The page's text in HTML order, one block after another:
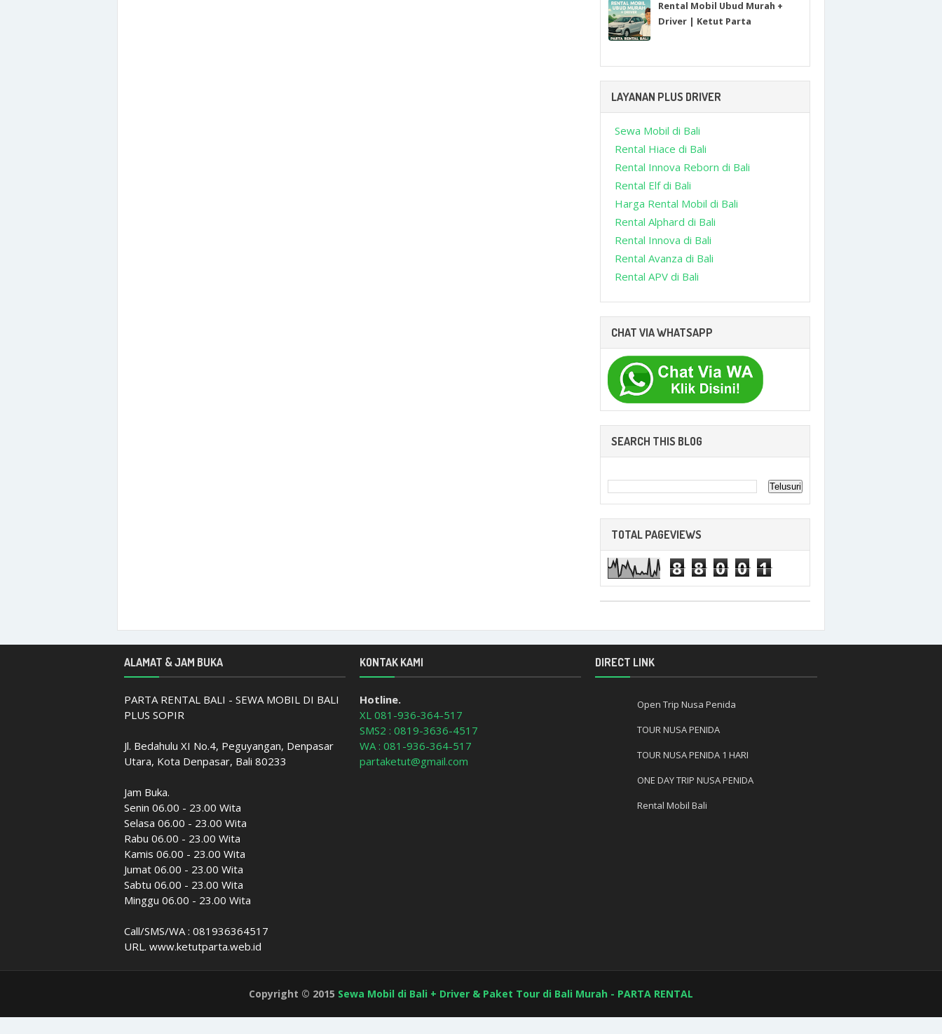
Rental Mobil Ubud Murah +
Driver | Ketut Parta
LAYANAN PLUS DRIVER
Sewa Mobil di Bali
Rental Hiace di Bali
Rental Innova Reborn di Bali
Rental Elf di Bali
Harga Rental Mobil di Bali
Rental Alphard di Bali
Rental Innova di Bali
Rental Avanza di Bali
Rental APV di Bali
CHAT VIA WHATSAPP
SEARCH THIS BLOG
TOTAL PAGEVIEWS
8 8 0 0 1
ALAMAT & JAM BUKA
PARTA RENTAL BALI - SEWA MOBIL DI BALI
PLUS SOPIR
Jl. Bedahulu XI No.4, Peguyangan, Denpasar
Utara, Kota Denpasar, Bali 80233
Jam Buka.
Senin 06.00 - 23.00 Wita
Selasa 06.00 - 23.00 Wita
Rabu 06.00 - 23.00 Wita
Kamis 06.00 - 23.00 Wita
Jumat 06.00 - 23.00 Wita
Sabtu 06.00 - 23.00 Wita
Minggu 06.00 - 23.00 Wita
Call/SMS/WA : 081936364517
URL. www.ketutparta.web.id
KONTAK KAMI
Hotline.
XL 081-936-364-517
SMS2 : 0819-3636-4517
WA : 081-936-364-517
partaketut@gmail.com
DIRECT LINK
Open Trip Nusa Penida
TOUR NUSA PENIDA
TOUR NUSA PENIDA 1 HARI
ONE DAY TRIP NUSA PENIDA
Rental Mobil Bali
Copyright © 2015 Sewa Mobil di Bali + Driver & Paket Tour di Bali Murah - PARTA RENTAL